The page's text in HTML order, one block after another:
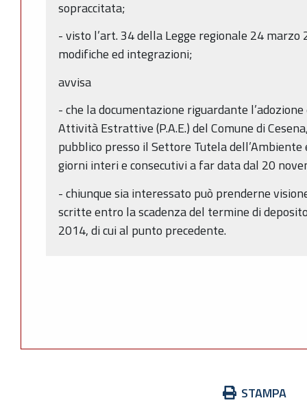
sopraccitata;
- visto l’art. 34 della Legge regionale 24 marzo
modifiche ed integrazioni;
avvisa
- che la documentazione riguardante
Attività Estrattive (P.A.E.) del Comune di
pubblico presso il Settore Tutela
giorni interi e consecutivi a far data dal 20
- chiunque sia interessato può prenderne
scritte entro la scadenza del termine di
2014, di cui al punto precedente.
STAMPA